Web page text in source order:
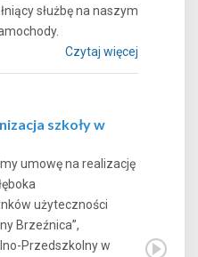
służbę na naszym
samochody.
Czytaj więcej
szkoły w
umowę na realizację
użyteczności
Brzeźnica”,
Przedszkolny w